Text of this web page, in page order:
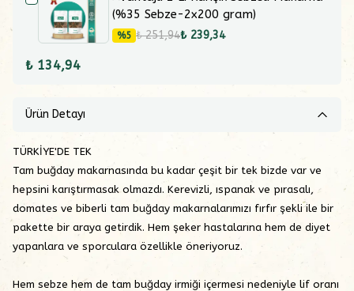
(%35 Sebze-2x200 gram)
%5 ₺ 251,94₺ 239,34
₺ 134,94
Ürün Detayı
TÜRKİYE'DE TEK
Tam buğday makarnasında bu kadar çeşit bir tek bizde var ve
hepsini karıştırmasak olmazdı. Kerevizli, ıspanak ve pırasalı,
domates ve biberli tam buğday makarnalarımızı fırfır şekli ile bir
pakette bir araya getirdik. Hem şeker hastalarına hem de diyet
yapanlara ve sporculara özellikle öneriyoruz.
Hem sebze hem de tam buğday irmiği içermesi nedeniyle lif oranı